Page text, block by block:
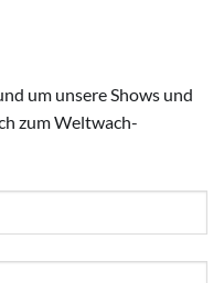
um unsere Shows und
zum Weltwach-